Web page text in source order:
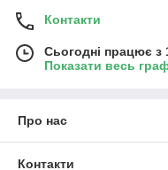
Контакти
Сьогодні працює з
Показати весь
Про нас
Контакти